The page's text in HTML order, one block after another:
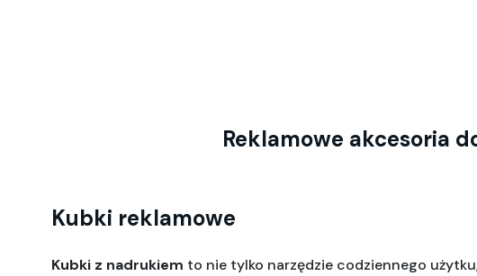
Reklamowe akcesoria
Kubki reklamowe
Kubki z nadrukiem to nie tylko narzędzie codziennego